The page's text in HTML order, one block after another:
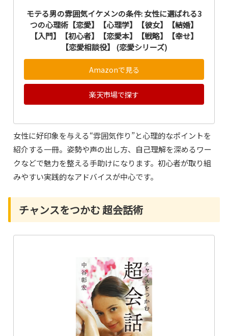
モテる男の雰囲気イケメンの条件: 女性に選ばれる3
つの心理術【恋愛】【心理学】【彼女】【結婚】
【入門】【初心者】【恋愛本】【戦略】【幸せ】
【恋愛相談役】 (恋愛シリーズ)
Amazonで見る
楽天市場で探す
女性に好印象を与える“雰囲気作り”と心理的なポイントを
紹介する一冊。姿勢や声の出し方、自己理解を深めるワー
クなどで魅力を整える手助けになります。初心者が取り組
みやすい実践的なアドバイスが中心です。
チャンスをつかむ 超会話術